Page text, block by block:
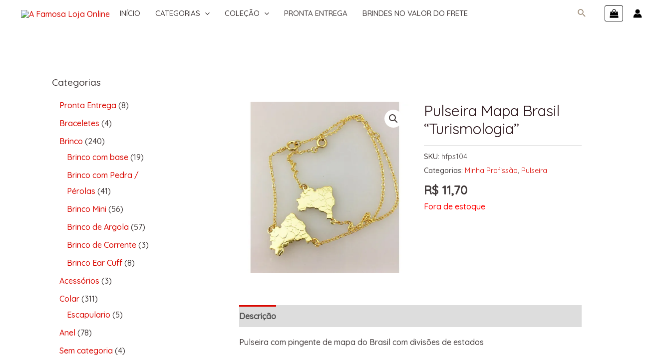
INÍCIO CATEGORIAS COLEÇÃO PRONTA ENTREGA BRINDES NO VALOR DO FRETE
Categorias
Pronta Entrega 8
Braceletes 4
Brinco 240
Brinco com base 19
Brinco com Pedra /
Pérolas 41
Brinco Mini 56
Brinco de Argola 57
Brinco de Corrente 3
Brinco Ear Cuff 8
Acessórios 3
Colar 311
Escapulario 5
Anel 78
Sem categoria 4
Pulseira Mapa Brasil
“Turismologia”
SKU: hfps104
Categorias: Minha Profissão Pulseira
R$ 11,70
Fora de estoque
Descrição
Pulseira com pingente de mapa do Brasil com divisões de estados